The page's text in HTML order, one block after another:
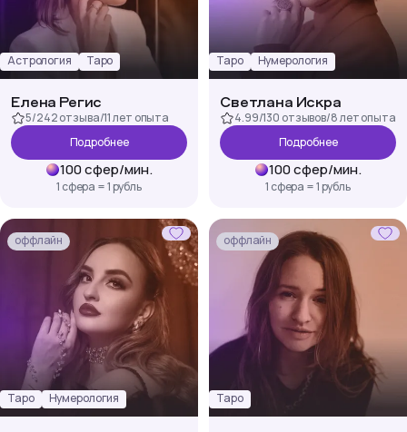
Астрология Таро
Елена Регис
5/242 отзыва/11 лет опыта
Подробнее
100сфер/мин.
1 сфера = 1 рубль
Таро Нумерология
Светлана Искра
4.99/130 отзывов/8 летопыта
Подробнее
100сфер/мин.
1 сфера = 1 рубль
оффлайн
Таро Нумерология
оффлайн
Таро